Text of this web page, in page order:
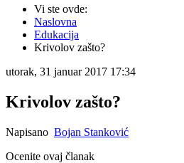
Vi ste ovde:
Naslovna
Edukacija
Krivolov zašto?
utorak, 31 januar 2017 17:34
Krivolov zašto?
Napisano Bojan Stanković
Ocenite ovaj članak